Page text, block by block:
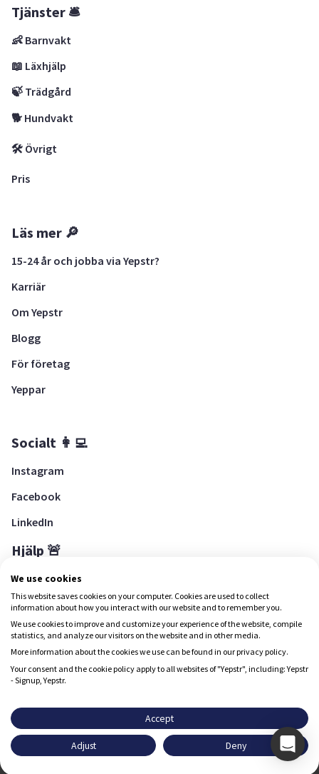
Tjänster 🛎
👶 Barnvakt
📖 Läxhjälp
🍃 Trädgård
🐕 Hundvakt
🛠 Övrigt
Pris
Läs mer 🔎
15-24 år och jobba via Yepstr?
Karriär
Om Yepstr
Blogg
För företag
Yeppar
Socialt 👩‍💻
Instagram
Facebook
LinkedIn
Hjälp 🚨
Hjälpcenter
Ladda ned Yepstr
Ladda ned Yepstr
Yepstr AB • Org. 556997-9817 • Skeppsbron 28, 111 30
Stockholm
upplevelse.
We use cookies
This website saves cookies on your computer. Cookies are used to collect
information about how you interact with our website and to remember you.
We use cookies to improve and customize your experience of the website, compile
statistics, and analyze our visitors on the website and in other media.
More information about the cookies we use can be found in our privacy policy.
Your consent and the cookie policy apply to all websites of "Yepstr", including: Yepstr
- Signup, Yepstr.
Accept
Adjust Deny